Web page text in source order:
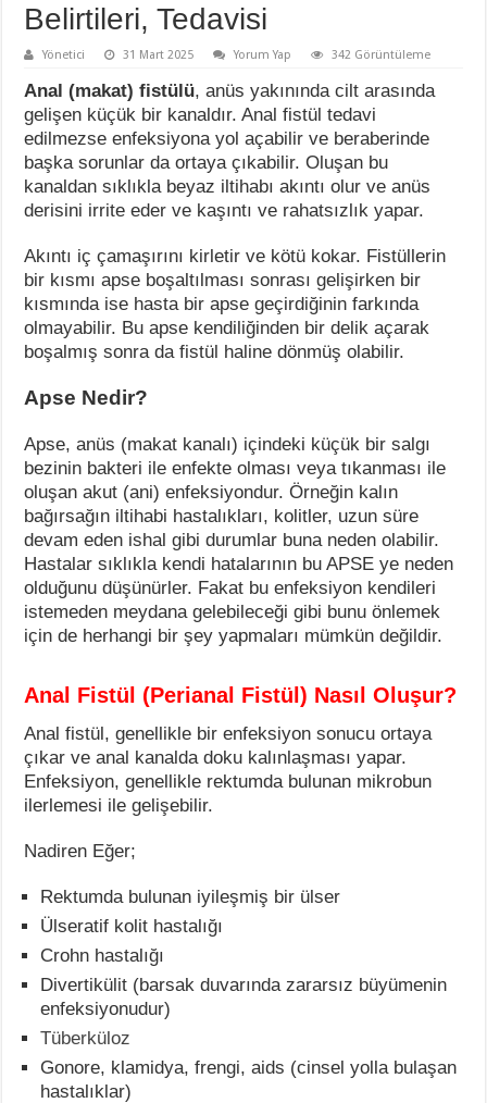
Belirtileri, Tedavisi
Yönetici 31 Mart 2025 Yorum Yap 342 Görüntüleme
Anal (makat) fistülü, anüs yakınında cilt arasında
gelişen küçük bir kanaldır. Anal fistül tedavi
edilmezse enfeksiyona yol açabilir ve beraberinde
başka sorunlar da ortaya çıkabilir. Oluşan bu
kanaldan sıklıkla beyaz iltihabı akıntı olur ve anüs
derisini irrite eder ve kaşıntı ve rahatsızlık yapar.
Akıntı iç çamaşırını kirletir ve kötü kokar. Fistüllerin
bir kısmı apse boşaltılması sonrası gelişirken bir
kısmında ise hasta bir apse geçirdiğinin farkında
olmayabilir. Bu apse kendiliğinden bir delik açarak
boşalmış sonra da fistül haline dönmüş olabilir.
Apse Nedir?
Apse, anüs (makat kanalı) içindeki küçük bir salgı
bezinin bakteri ile enfekte olması veya tıkanması ile
oluşan akut (ani) enfeksiyondur. Örneğin kalın
bağırsağın iltihabi hastalıkları, kolitler, uzun süre
devam eden ishal gibi durumlar buna neden olabilir.
Hastalar sıklıkla kendi hatalarının bu APSE ye neden
olduğunu düşünürler. Fakat bu enfeksiyon kendileri
istemeden meydana gelebileceği gibi bunu önlemek
için de herhangi bir şey yapmaları mümkün değildir.
Anal Fistül (Perianal Fistül) Nasıl Oluşur?
Anal fistül, genellikle bir enfeksiyon sonucu ortaya
çıkar ve anal kanalda doku kalınlaşması yapar.
Enfeksiyon, genellikle rektumda bulunan mikrobun
ilerlemesi ile gelişebilir.
Nadiren Eğer;
Rektumda bulunan iyileşmiş bir ülser
Ülseratif kolit hastalığı
Crohn hastalığı
Divertikülit (barsak duvarında zararsız büyümenin
enfeksiyonudur)
Tüberküloz
Gonore, klamidya, frengi, aids (cinsel yolla bulaşan
hastalıklar)